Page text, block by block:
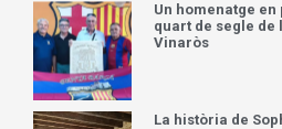
Un homenatge
quart de segle de
Vinaròs
La història de